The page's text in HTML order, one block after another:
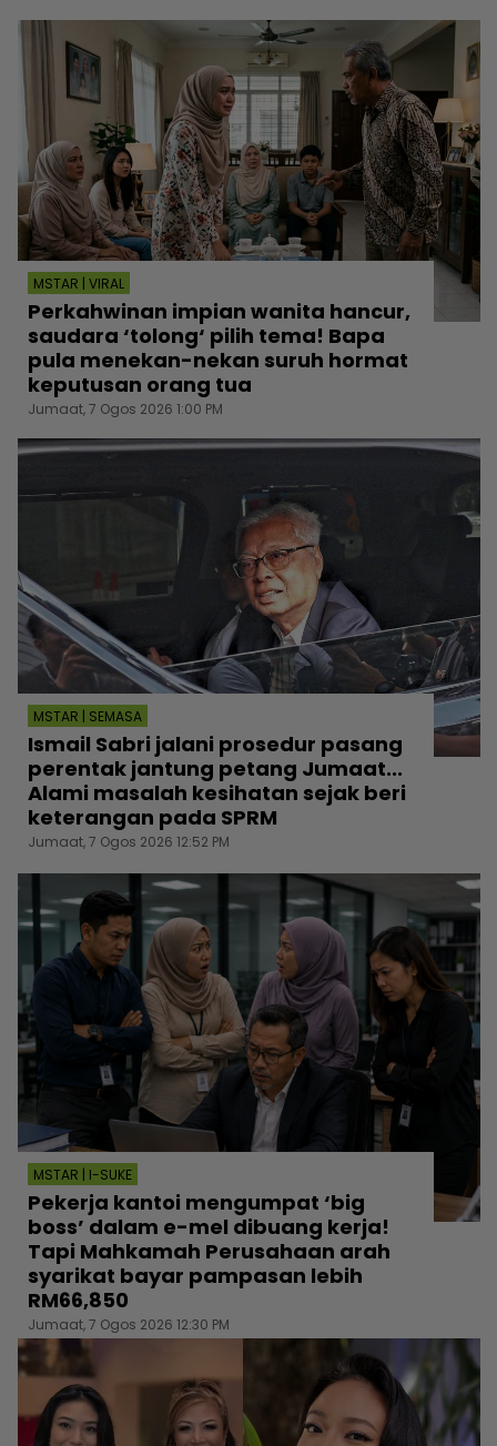
MSTAR | VIRAL
Perkahwinan impian wanita hancur,
saudara ‘tolong‘ pilih tema! Bapa
pula menekan-nekan suruh hormat
keputusan orang tua
Jumaat, 7 Ogos 2026 1:00 PM
MSTAR | SEMASA
Ismail Sabri jalani prosedur pasang
perentak jantung petang Jumaat...
Alami masalah kesihatan sejak beri
keterangan pada SPRM
Jumaat, 7 Ogos 2026 12:52 PM
MSTAR | I-SUKE
Pekerja kantoi mengumpat ‘big
boss’ dalam e-mel dibuang kerja!
Tapi Mahkamah Perusahaan arah
syarikat bayar pampasan lebih
RM66,850
Jumaat, 7 Ogos 2026 12:30 PM